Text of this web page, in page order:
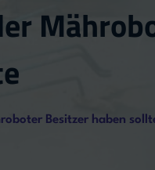
Besitzer haben